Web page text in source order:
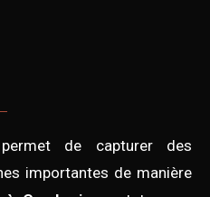
de capturer des
importantes de manière